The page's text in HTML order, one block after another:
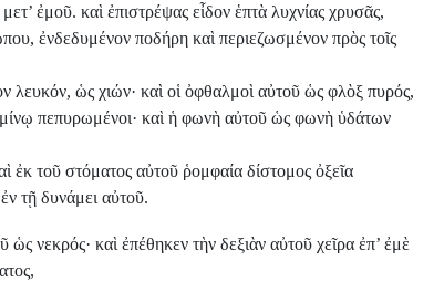
ἐμοῦ. καὶ ἐπιστρέψας εἶδον ἑπτὰ λυχνίας χρυσᾶς,
ἐνδεδυμένον ποδήρη καὶ περιεζωσμένον πρὸς τοῖς
λευκόν, ὡς χιών· καὶ οἱ ὀφθαλμοὶ αὐτοῦ ὡς φλὸξ πυρός,
πεπυρωμένοι· καὶ ἡ φωνὴ αὐτοῦ ὡς φωνὴ ὑδάτων
ἐκ τοῦ στόματος αὐτοῦ ῥομφαία δίστομος ὀξεῖα
τῇ δυνάμει αὐτοῦ.
νεκρός· καὶ ἐπέθηκεν τὴν δεξιὰν αὐτοῦ χεῖρα ἐπ’ ἐμὲ